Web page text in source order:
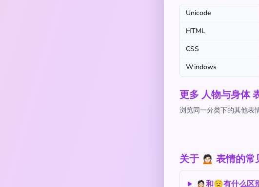
Unicode
HTML
CSS
Windows
更多 人物与身体
浏览同一分类下的其他表
关于 🙍🏻 表情的
🙍🏻和😟有什么区